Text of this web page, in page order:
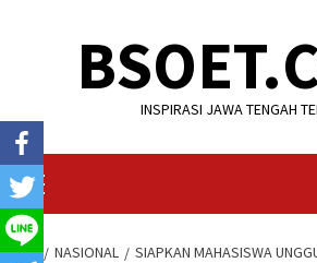
INSPIRASI JAWA TENGAH
Primary
Menu
HOME NASIONAL
SIAPKAN MAHASISWA